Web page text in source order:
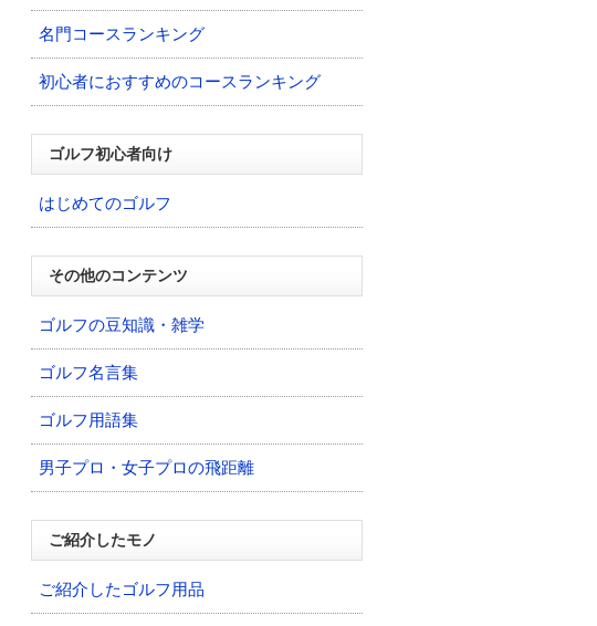
名門コースランキング
初心者におすすめのコースランキング
ゴルフ初心者向け
はじめてのゴルフ
その他のコンテンツ
ゴルフの豆知識・雑学
ゴルフ名言集
ゴルフ用語集
男子プロ・女子プロの飛距離
ご紹介したモノ
ご紹介したゴルフ用品